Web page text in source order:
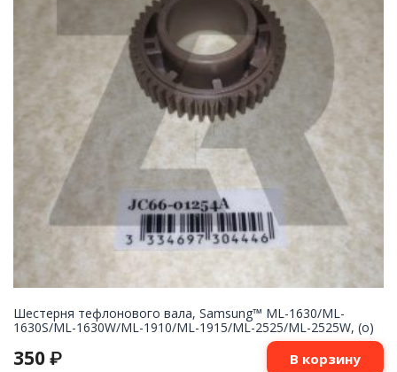
Шестерня тефлонового вала, Samsung™ ML-1630/ML-
1630S/ML-1630W/ML-1910/ML-1915/ML-2525/ML-2525W, (о)
350 ₽ В корзину